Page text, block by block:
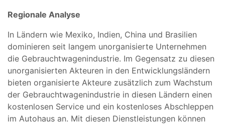
Regionale Analyse
In Ländern wie Mexiko, Indien, China und Brasilien
dominieren seit langem unorganisierte Unternehmen
die Gebrauchtwagenindustrie. Im Gegensatz zu diesen
unorganisierten Akteuren in den Entwicklungsländern
bieten organisierte Akteure zusätzlich zum Wachstum
der Gebrauchtwagenindustrie in diesen Ländern einen
kostenlosen Service und ein kostenloses Abschleppen
im Autohaus an. Mit diesen Dienstleistungen können